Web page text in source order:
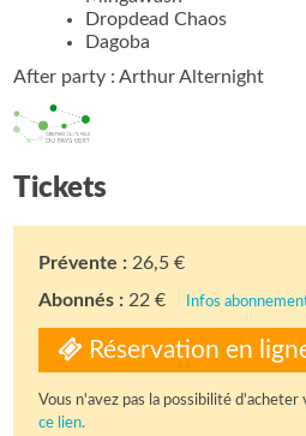
Dropdead Chaos
Dagoba
After party : Arthur Alternight
Tickets
Prévente : 26,5 €
Abonnés : 22 € Infos
Réservation en
Vous n'avez pas la possibilité d'acheter
ce lien.